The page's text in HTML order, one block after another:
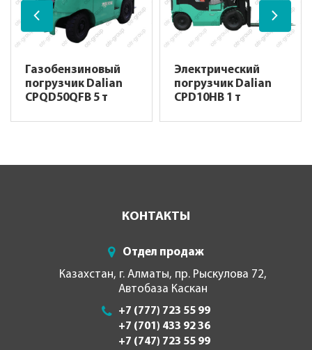
Газобензиновый
погрузчик Dalian
CPQD50QFB 5 т
Электрический
погрузчик Dalian
CPD10HB 1 т
КОНТАКТЫ
Отдел продаж
Казахстан, г. Алматы, пр. Рыскулова 72,
Автобаза Каскан
+7 (777) 723 55 99
+7 (701) 433 92 36
+7 (747) 723 55 99